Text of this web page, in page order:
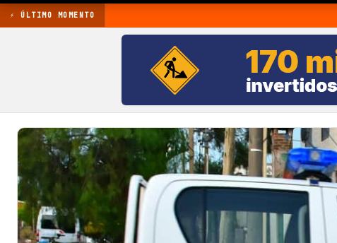
⚡ ÚLTIMO MOMENTO